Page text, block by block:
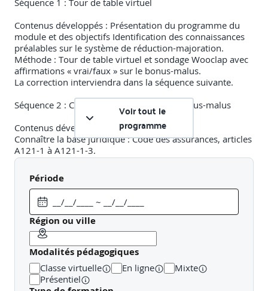
Séquence 1 : Tour de table virtuel
Contenus développés : Présentation du programme du
module et des objectifs Identification des connaissances
préalables sur le système de réduction-majoration.
Méthode : Tour de table virtuel et sondage Wooclap avec
affirmations « vrai/faux » sur le bonus-malus.
La correction interviendra dans la séquence suivante.
Séquence 2 : Comprendre les règles du bonus-malus
Contenus développés :
Connaître la base juridique : Code des assurances, articles
A121-1 à A121-1-3.
Définir les cas de responsabilité selon la convention IRSA.
Lecture du tableau officiel de réduction-majoration
(Coefficient de Réduction Majoration).
Méthode : Focus-cours guidé illustré d’exemples
d’évolution du CRM selon les cas client Exercices
individuels de calcul en direct (outil Excel partagé).
Séquence 3 : Application en situation réelle
Contenus développés : Études de cas : jeunes
conducteurs, conducteurs avec sinistre partiellement
Voir tout le
programme
Période
Région ou ville
Modalités pédagogiques
Classe virtuelle En ligne
Mixte
Présentiel